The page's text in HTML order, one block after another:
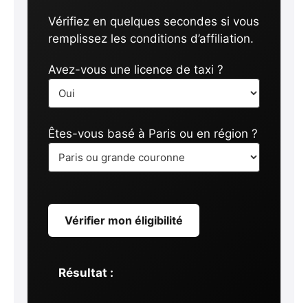
Vérifiez en quelques secondes si vous
remplissez les conditions d’affiliation.
Avez-vous une licence de taxi ?
Êtes-vous basé à Paris ou en région ?
Vérifier mon éligibilité
Résultat :